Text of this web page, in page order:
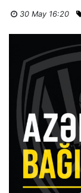
30 May 16:20